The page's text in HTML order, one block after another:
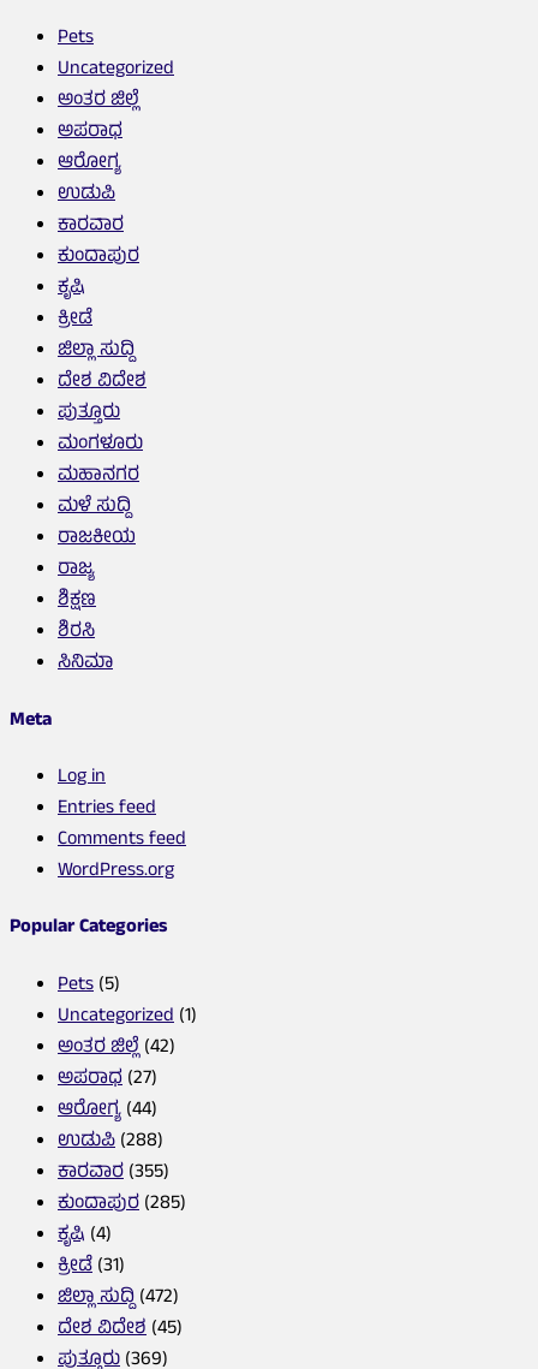
Pets
Uncategorized
ಅಂತರ ಜಿಲ್ಲೆ
ಅಪರಾಧ
ಆರೋಗ್ಯ
ಉಡುಪಿ
ಕಾರವಾರ
ಕುಂದಾಪುರ
ಕೃಷಿ
ಕ್ರೀಡೆ
ಜಿಲ್ಲಾ ಸುದ್ದಿ
ದೇಶ ವಿದೇಶ
ಪುತ್ತೂರು
ಮಂಗಳೂರು
ಮಹಾನಗರ
ಮಳೆ ಸುದ್ದಿ
ರಾಜಕೀಯ
ರಾಜ್ಯ
ಶಿಕ್ಷಣ
ಶಿರಸಿ
ಸಿನಿಮಾ
Meta
Log in
Entries feed
Comments feed
WordPress.org
Popular Categories
Pets(5)
Uncategorized(1)
ಅಂತರ ಜಿಲ್ಲೆ(42)
ಅಪರಾಧ(27)
ಆರೋಗ್ಯ(44)
ಉಡುಪಿ(288)
ಕಾರವಾರ(355)
ಕುಂದಾಪುರ(285)
ಕೃಷಿ (4)
ಕ್ರೀಡೆ(31)
ಜಿಲ್ಲಾ ಸುದ್ದಿ(472)
ದೇಶ ವಿದೇಶ(45)
ಪುತ್ತೂರು(369)